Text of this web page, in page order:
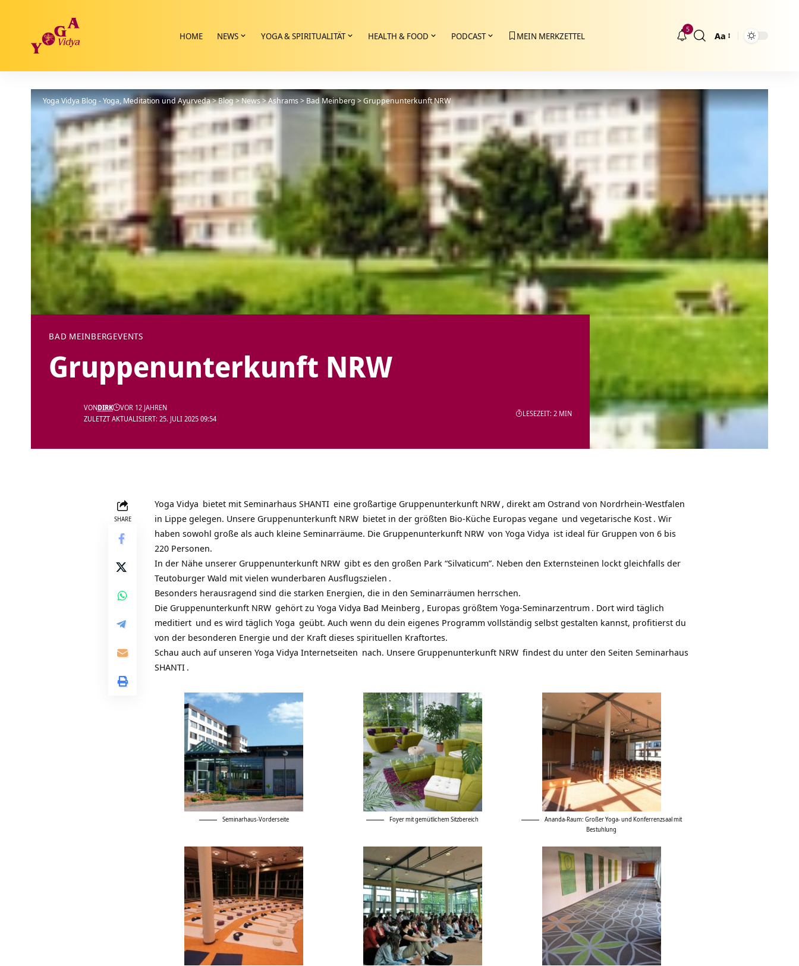
HOME NEWS YOGA & SPIRITUALITÄT HEALTH & FOOD PODCAST MEIN MERKZETTEL
5
Größenänderung
Aa
Yoga Vidya Blog - Yoga, Meditation und Ayurveda>Blog>News>Ashrams> Bad Meinberg>Gruppenunterkunft NRW
BAD MEINBERGEVENTS
Gruppenunterkunft NRW
ZULETZT AKTUALISIERT: 25. JULI 2025 09:54
VONDIRK VOR 12 JAHREN
LESEZEIT: 2 MIN
SHARE
Yoga Vidya bietet mit Seminarhaus SHANTI eine großartige Gruppenunterkunft NRW , direkt am Ostrand von Nordrhein-Westfalen
in Lippe gelegen. Unsere Gruppenunterkunft NRW bietet in der größten Bio-Küche Europas vegane und vegetarische Kost . Wir
haben sowohl große als auch kleine Seminarräume. Die Gruppenunterkunft NRW von Yoga Vidya ist ideal für Gruppen von 6 bis
220 Personen.
In der Nähe unserer Gruppenunterkunft NRW gibt es den großen Park “Silvaticum”. Neben den Externsteinen lockt gleichfalls der
Teutoburger Wald mit vielen wunderbaren Ausflugszielen .
Besonders herausragend sind die starken Energien, die in den Seminarräumen herrschen.
Die Gruppenunterkunft NRW gehört zu Yoga Vidya Bad Meinberg , Europas größtem Yoga-Seminarzentrum . Dort wird täglich
meditiert und es wird täglich Yoga geübt. Auch wenn du dein eigenes Programm vollständig selbst gestalten kannst, profitierst du
von der besonderen Energie und der Kraft dieses spirituellen Kraftortes.
Schau auch auf unseren Yoga Vidya Internetseiten nach. Unsere Gruppenunterkunft NRW findest du unter den Seiten Seminarhaus
SHANTI .
Seminarhaus-Vorderseite Foyer mit gemütlichem Sitzbereich
Ananda-Raum: Großer Yoga- und Konferrenzsaal mit
Bestuhlung